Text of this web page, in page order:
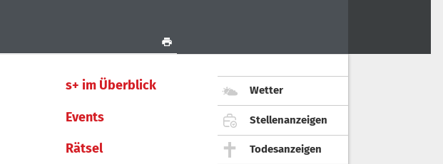
s+ im Überblick
Events
Rätsel
Wetter
Stellenanzeigen
Todesanzeigen